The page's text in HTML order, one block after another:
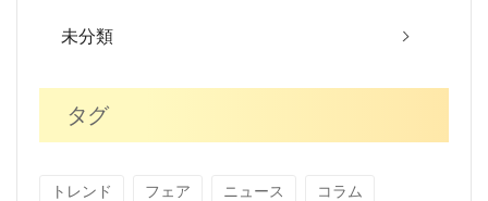
未分類
タグ
トレンド フェア ニュース コラム